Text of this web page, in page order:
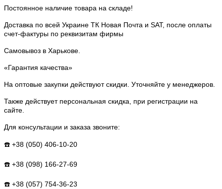
Постоянное наличие товара на складе!
Доставка по всей Украине ТК Новая Почта и SAT, после оплаты
счет-фактуры по реквизитам фирмы
Самовывоз в Харькове.
«Гарантия качества»
На оптовые закупки действуют скидки. Уточняйте у менеджеров.
Также действует персональная скидка, при регистрации на
сайте.
Для консультации и заказа звоните:
☎️ +38 (050) 406-10-20
☎️ +38 (098) 166-27-69
☎️ +38 (057) 754-36-23